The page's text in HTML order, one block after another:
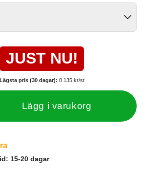
JUST NU!
Lägsta pris (30 dagar): 8 135 kr/st
Lägg i varukorg
15-20 dagar